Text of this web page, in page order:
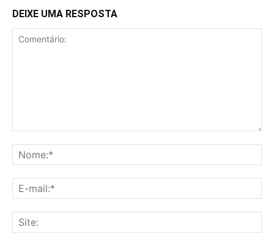
DEIXE UMA RESPOSTA